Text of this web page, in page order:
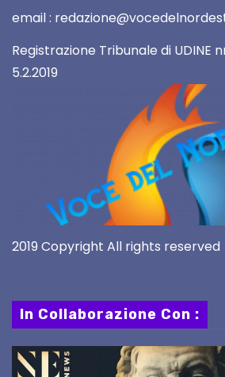
email :
Registrazione Tribunale di UDINE
5.2.2019
2019 Copyright All rights reserved
In Collaborazione Con :